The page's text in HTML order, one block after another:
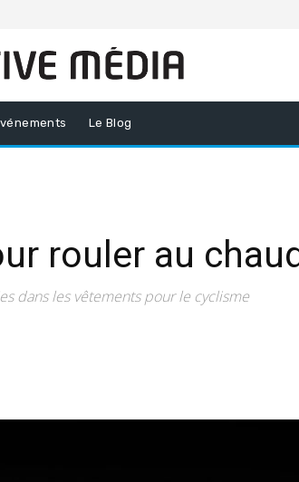
Le Blog
rouler au
dans les vêtements pour le cyclisme